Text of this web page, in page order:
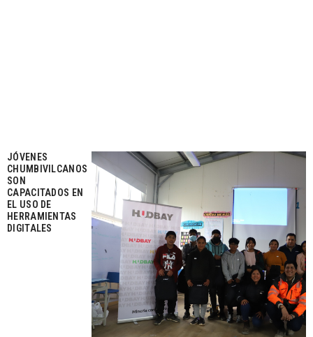
JÓVENES
CHUMBIVILCANOS
SON
CAPACITADOS EN
EL USO DE
HERRAMIENTAS
DIGITALES